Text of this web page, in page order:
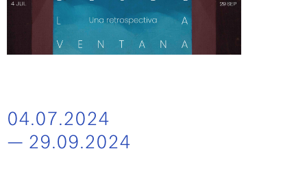
04.07.2024
— 29.09.2024